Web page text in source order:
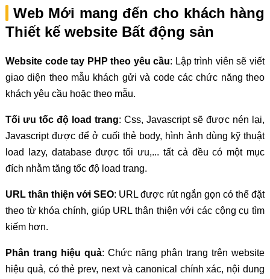
Web Mới mang đến cho khách hàng
Thiết kế website Bất động sản
Website code tay PHP theo yêu cầu: Lập trình viên sẽ viết
giao diện theo mẫu khách gửi và code các chức năng theo
khách yêu cầu hoặc theo mẫu.
Tối ưu tốc độ load trang: Css, Javascript sẽ được nén lại,
Javascript được để ở cuối thẻ body, hình ảnh dùng kỹ thuật
load lazy, database được tối ưu,... tất cả đều có một mục
đích nhằm tăng tốc độ load trang.
URL thân thiện với SEO: URL được rút ngắn gọn có thể đặt
theo từ khóa chính, giúp URL thân thiện với các cộng cụ tìm
kiếm hơn.
Phân trang hiệu quả: Chức năng phân trang trên website
hiệu quả, có thẻ prev, next và canonical chính xác, nội dung